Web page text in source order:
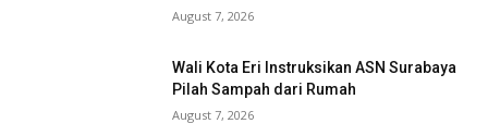
August 7, 2026
Wali Kota Eri Instruksikan ASN Surabaya
Pilah Sampah dari Rumah
August 7, 2026